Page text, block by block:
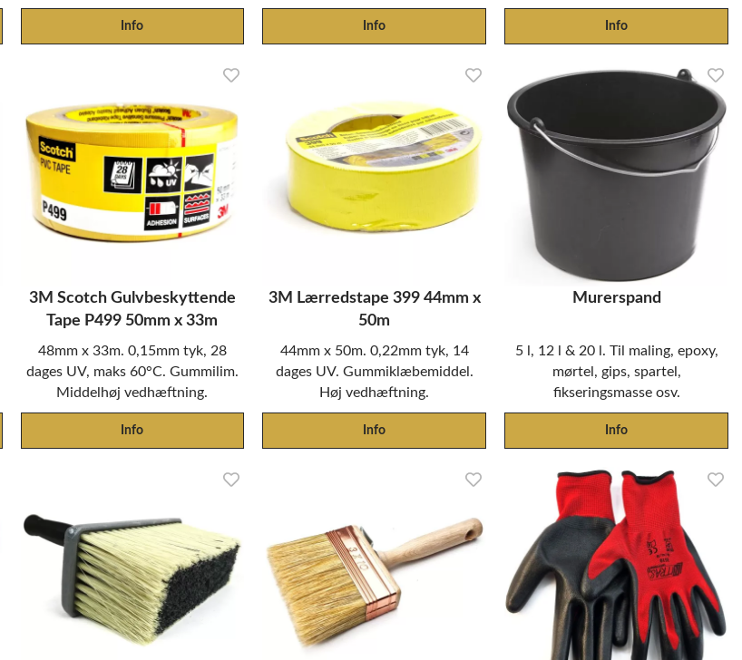
Info Info Info
3M Scotch Gulvbeskyttende
Tape P499 50mm x 33m
48mm x 33m. 0,15mm tyk, 28
dages UV, maks 60°C. Gummilim.
Middelhøj vedhæftning.
Info
3M Lærredstape 399 44mm x
50m
44mm x 50m. 0,22mm tyk, 14
dages UV. Gummiklæbemiddel.
Høj vedhæftning.
Info
Murerspand
5 l, 12 l & 20 l. Til maling, epoxy,
mørtel, gips, spartel,
fikseringsmasse osv.
Info